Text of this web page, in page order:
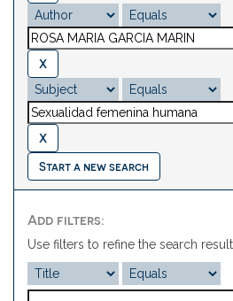
Start a new search
Add filters:
Use filters to refine the search